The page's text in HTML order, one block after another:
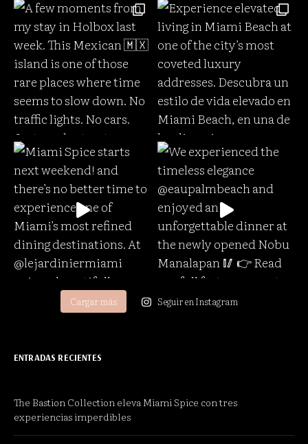
Cargar más Seguir en Instagram
ENTRADAS RECIENTES
The Bastion Collection eleva Miami Spice con tres
experiencias imperdibles